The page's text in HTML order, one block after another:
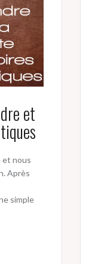
et
et nous
Après
simple